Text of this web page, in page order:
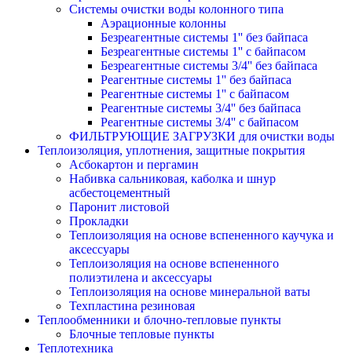
Системы очистки воды колонного типа
Аэрационные колонны
Безреагентные системы 1'' без байпаса
Безреагентные системы 1'' с байпасом
Безреагентные системы 3/4'' без байпаса
Реагентные системы 1'' без байпаса
Реагентные системы 1'' с байпасом
Реагентные системы 3/4'' без байпаса
Реагентные системы 3/4'' с байпасом
ФИЛЬТРУЮЩИЕ ЗАГРУЗКИ для очистки воды
Теплоизоляция, уплотнения, защитные покрытия
Асбокартон и пергамин
Набивка сальниковая, каболка и шнур
асбестоцементный
Паронит листовой
Прокладки
Теплоизоляция на основе вспененного каучука и
аксессуары
Теплоизоляция на основе вспененного
полиэтилена и аксессуары
Теплоизоляция на основе минеральной ваты
Техпластина резиновая
Теплообменники и блочно-тепловые пункты
Блочные тепловые пункты
Теплотехника